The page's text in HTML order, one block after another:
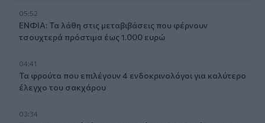
05:52
ΕΝΦΙΑ: Τα λάθη στις μεταβιβάσεις που φέρνουν
τσουχτερά πρόστιμα έως 1.000 ευρώ
04:41
Τα φρούτα που επιλέγουν 4 ενδοκρινολόγοι για καλύτερο
έλεγχο του σακχάρου
03:34